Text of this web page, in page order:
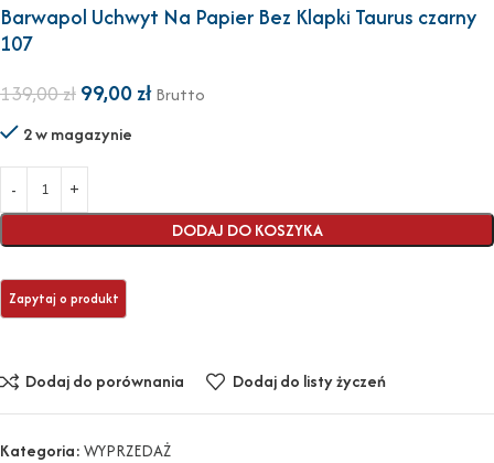
Barwapol Uchwyt Na Papier Bez Klapki Taurus czarny
107
139,00zł 99,00zł Brutto
2 w magazynie
DODAJ DO KOSZYKA
Dodaj do porównania Dodaj do listy życzeń
Kategoria:WYPRZEDAŻ